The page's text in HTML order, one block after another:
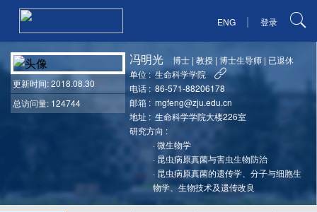
ENG | 登录
更新时间: 2018.08.30
总访问量: 124744
冯明光 博士 |教授 |博士生导师 | 已退休
单位 : 生命科学学院
电话 : 86-571-88206178
邮箱 : mgfeng@zju.edu.cn
地址 : 生命科学学院大楼226室
研究方向 :
·微生物学
· 昆虫病原真菌与害虫生物防治
· 昆虫病原真菌的遗传学、分子与细胞生
物学、生物技术及遗传改良